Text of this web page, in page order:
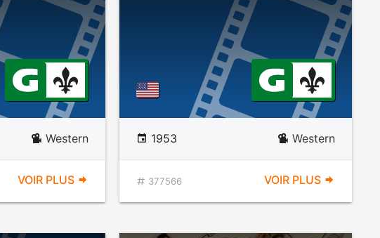
Western
VOIR PLUS
1953 Western
377566 VOIR PLUS